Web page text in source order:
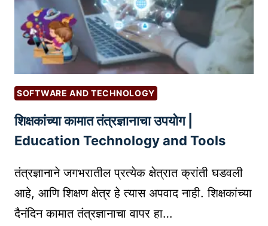
S
T
R
T
I
G
A
I
G
T
स
प्ल
ग
इ
न्स
जे
तु
म
च्या
ग
दे
ती
SOFTWARE AND TECHNOLOGY
शिक्षकांच्या कामात तंत्रज्ञानाचा उपयोग |
Education Technology and Tools
तंत्रज्ञानाने जगभरातील प्रत्येक क्षेत्रात क्रांती घडवली
आहे, आणि शिक्षण क्षेत्र हे त्यास अपवाद नाही. शिक्षकांच्या
दैनंदिन कामात तंत्रज्ञानाचा वापर हा…